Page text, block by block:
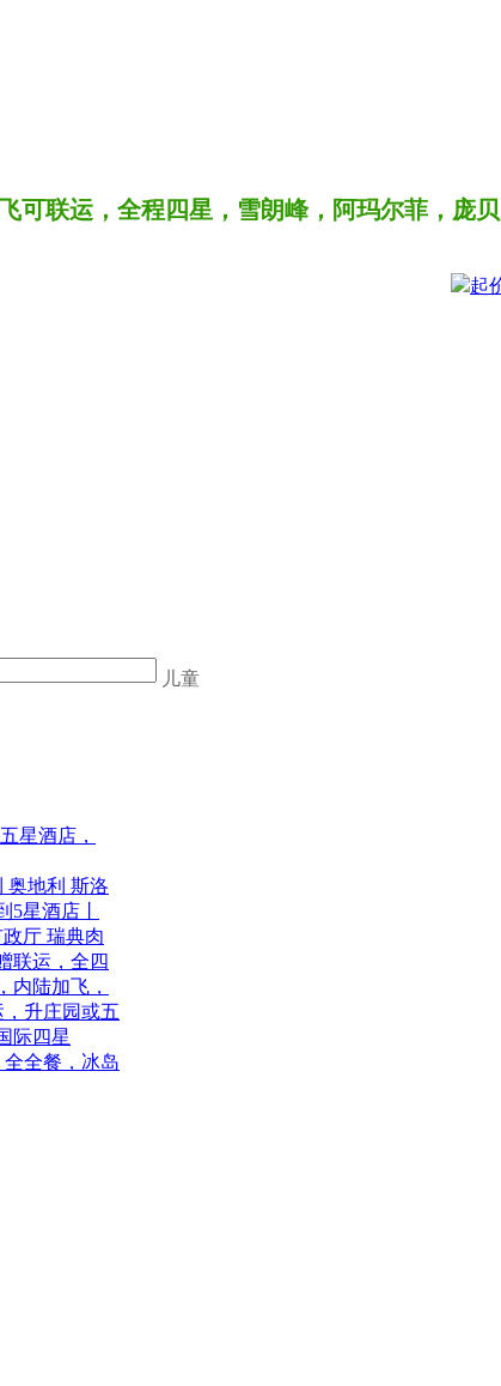
可联运，全程四星，雪朗峰，阿玛尔菲，庞
起
儿童
星酒店，
奥地利 斯洛
5星酒店丨
厅 瑞典肉
联运，全四
内陆加飞，
升庄园或五
际四星
全餐，冰岛